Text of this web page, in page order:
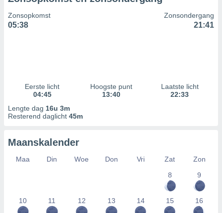
Zonsopkomst
05:38
Zonsondergang
21:41
Eerste licht
04:45
Hoogste punt
13:40
Laatste licht
22:33
Lengte dag 16u 3m
Resterend daglicht 45m
Maanskalender
Maa Din Woe Don Vri Zat
Zon
8
9
10 11 12 13 14 15 16